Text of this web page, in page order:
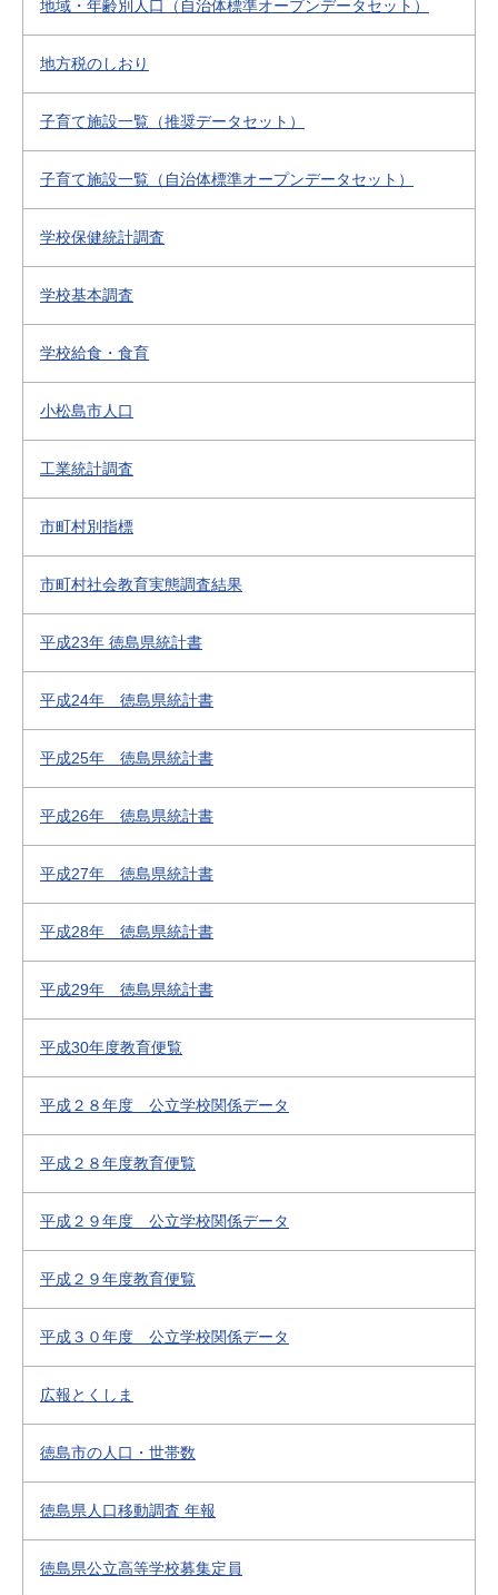
地域・年齢別人口（自治体標準オープンデータセット）
地方税のしおり
子育て施設一覧（推奨データセット）
子育て施設一覧（自治体標準オープンデータセット）
学校保健統計調査
学校基本調査
学校給食・食育
小松島市人口
工業統計調査
市町村別指標
市町村社会教育実態調査結果
平成23年 徳島県統計書
平成24年 徳島県統計書
平成25年 徳島県統計書
平成26年 徳島県統計書
平成27年 徳島県統計書
平成28年 徳島県統計書
平成29年 徳島県統計書
平成30年度教育便覧
平成２８年度 公立学校関係データ
平成２８年度教育便覧
平成２９年度 公立学校関係データ
平成２９年度教育便覧
平成３０年度 公立学校関係データ
広報とくしま
徳島市の人口・世帯数
徳島県人口移動調査 年報
徳島県公立高等学校募集定員